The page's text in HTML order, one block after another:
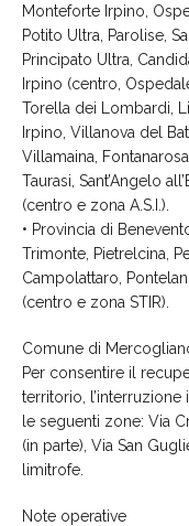
Monteforte Irpino,
Potito Ultra, Parolise,
Principato Ultra,
Irpino (centro,
Torella dei Lombardi,
Irpino, Villanova del
Villamaina,
Taurasi, Sant’Angelo
(centro e zona A.S.I.).
• Provincia di
Trimonte, Pietrelcina,
Campolattaro,
(centro e zona STIR).
Comune di
Per consentire il
territorio,
le seguenti zone: Via
(in parte), Via San
limitrofe.
Note operative